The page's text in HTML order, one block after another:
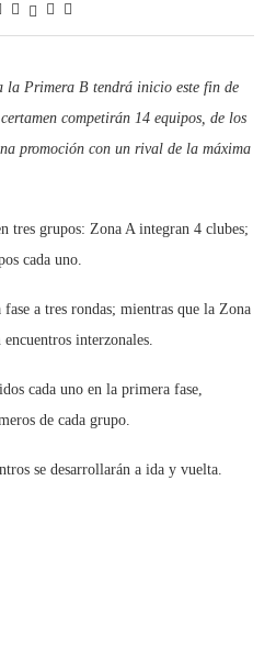
la Primera B tendrá inicio este fin de
competirán 14 equipos, de los
promoción con un rival de la máxima
tres grupos: Zona A integran 4 clubes;
cada uno.
a tres rondas; mientras que la Zona
interzonales.
cada uno en la primera fase,
de cada grupo.
se desarrollarán a ida y vuelta.